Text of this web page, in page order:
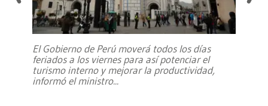
El Gobierno de Perú moverá todos los días
feriados a los viernes para así potenciar el
turismo interno y mejorar la productividad,
informó el ministro...